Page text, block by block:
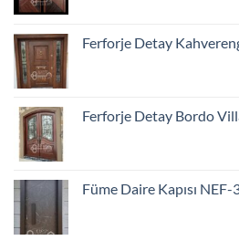
Ferforje Detay
Ferforje Detay Bordo
Füme Daire Kapısı NEF-